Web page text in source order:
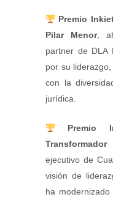
Premio
Pilar Menor,
partner de DLA
por su
con la
jurídica.
Premio
Transformador
ejecutivo de
visión de
ha